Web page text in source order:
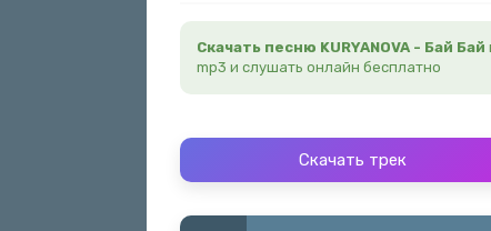
Скачать песню KURYANOVA - Бай Бай
mp3 и слушать онлайн бесплатно
Скачать трек